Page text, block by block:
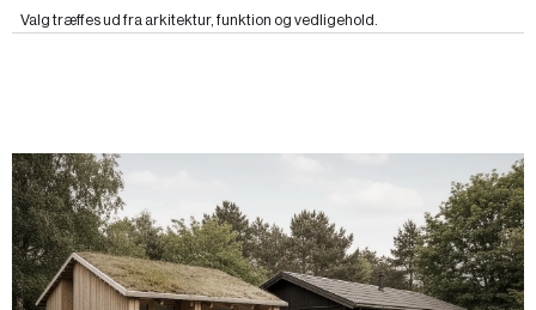
Valg træffes ud fra arkitektur, funktion og vedligehold.